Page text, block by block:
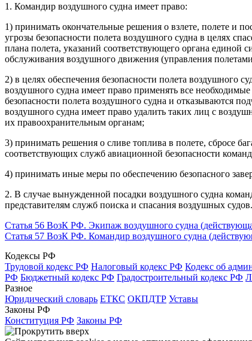
1. Командир воздушного судна имеет право:
1) принимать окончательные решения о взлете, полете и
угрозы безопасности полета воздушного судна в целях
плана полета, указаний соответствующего органа единой
обслуживания воздушного движения (управления
2) в целях обеспечения безопасности полета воздушного
воздушного судна имеет право применять все
безопасности полета воздушного судна и отказываются
воздушного судна имеет право удалить таких лиц с
их правоохранительным органам;
3) принимать решения о сливе топлива в полете, сбросе
соответствующих служб авиационной безопасности
4) принимать иные меры по обеспечению безопасного
2. В случае вынужденной посадки воздушного судна
представителям служб поиска и спасания воздушных судов.
Статья 56 ВозК РФ. Экипаж воздушного судна
Статья 57 ВозК РФ. Командир воздушного судна
Кодексы РФ
Трудовой кодекс РФ Налоговый кодекс РФ Кодекс об
РФ Бюджетный кодекс РФ Градостроительный кодекс РФ
Разное
Юридический словарь ЕТКС ОКПДТР Уставы
Законы РФ
Конституция РФ Законы РФ